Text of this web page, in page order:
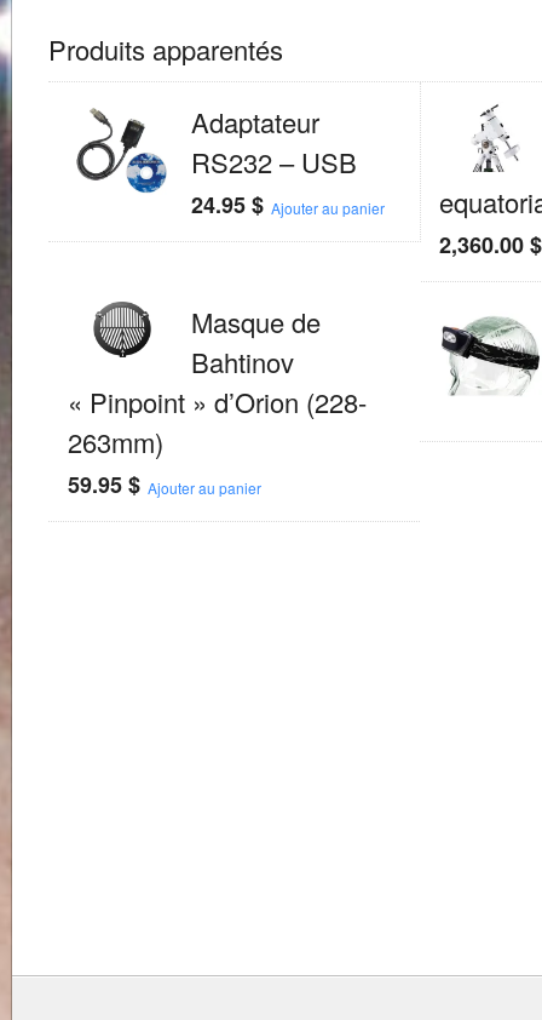
Produits apparentés
Adaptateur
RS232 – USB
24.95$ Ajouter au panier
2,360.00$
Masque de
Bahtinov
« Pinpoint » d’Orion (228-
263mm)
59.95$ Ajouter au panier